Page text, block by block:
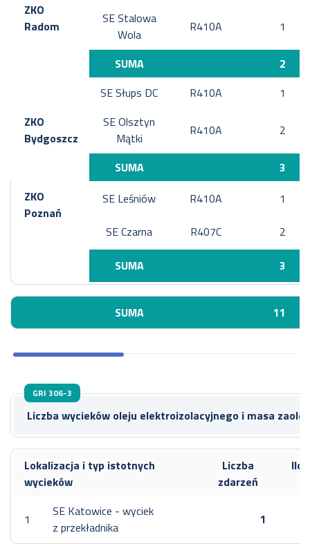
ZKO
Radom
SE Stalowa
Wola
R410A 1
SUMA 2
ZKO
Bydgoszcz
SE Słups DC R410A
1
SE Olsztyn
Mątki
R410A 2
SUMA
3
ZKO
Poznań
SE Leśniów R410A
1
SE Czarna
R407C 2
SUMA 3
SUMA 11
GRI 306-3
Liczba wycieków oleju elektroizolacyjnego i masa
Lokalizacja i typ istotnych
wycieków
Liczba
zdarzeń
1
SE Katowice - wyciek
z przekładnika
1